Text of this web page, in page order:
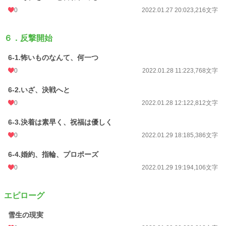
0 2022.01.27 20:023,216文字
６．反撃開始
6-1.怖いものなんて、何一つ
0 2022.01.28 11:223,768文字
6-2.いざ、決戦へと
0 2022.01.28 12:122,812文字
6-3.決着は素早く、祝福は優しく
0 2022.01.29 18:185,386文字
6-4.婚約、指輪、プロポーズ
0 2022.01.29 19:194,106文字
エピローグ
雪生の現実